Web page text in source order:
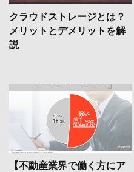
クラウドストレージとは？
メリットとデメリットを解
説
【不動産業界で働く方にア